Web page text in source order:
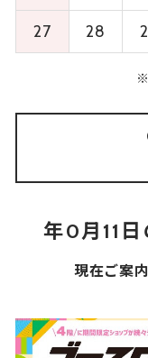
27 28
年0月11
現在ご案